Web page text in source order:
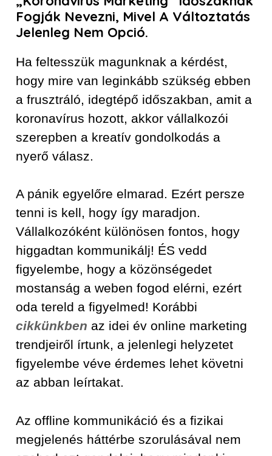
Fogják Nevezni, Mivel A Változtatás
Jelenleg Nem Opció.
Ha feltesszük magunknak a kérdést,
hogy mire van leginkább szükség ebben
a frusztráló, idegtépő időszakban, amit a
koronavírus hozott, akkor vállalkozói
szerepben a kreatív gondolkodás a
nyerő válasz.
A pánik egyelőre elmarad. Ezért persze
tenni is kell, hogy így maradjon.
Vállalkozóként különösen fontos, hogy
higgadtan kommunikálj! ÉS vedd
figyelembe, hogy a közönségedet
mostanság a weben fogod elérni, ezért
oda tereld a figyelmed! Korábbi
cikkünkben az idei év online marketing
trendjeiről írtunk, a jelenlegi helyzetet
figyelembe véve érdemes lehet követni
az abban leírtakat.
Az offline kommunikáció és a fizikai
megjelenés háttérbe szorulásával nem